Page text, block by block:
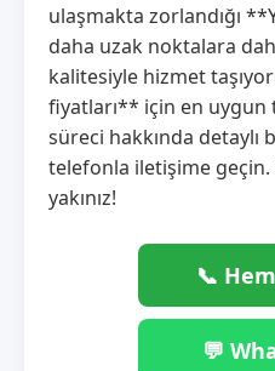
ulaşmakta zorlandığı
daha uzak noktalara
kalitesiyle hizmet
fiyatları** için en
süreci hakkında
telefonla iletişime
yakınız!
📞
💬